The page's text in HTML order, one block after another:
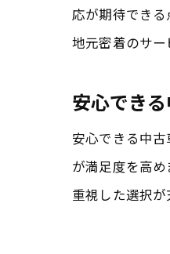
応が期待でき
地元密着のサー
安心でき
安心できる中
が満足度を高
重視した選択が